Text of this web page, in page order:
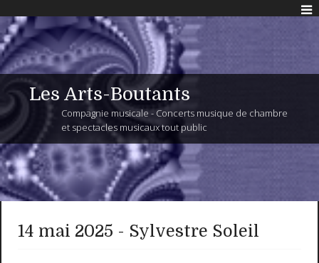
Les Arts-Boutants
Compagnie musicale - Concerts musique de chambre
et spectacles musicaux tout public
14 mai 2025 - Sylvestre Soleil